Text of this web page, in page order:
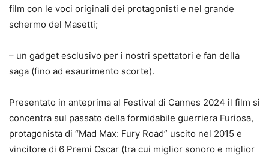
film con le voci originali dei protagonisti e nel grande
schermo del Masetti;
– un gadget esclusivo per i nostri spettatori e fan della
saga (fino ad esaurimento scorte).
Presentato in anteprima al Festival di Cannes 2024 il film si
concentra sul passato della formidabile guerriera Furiosa,
protagonista di “Mad Max: Fury Road” uscito nel 2015 e
vincitore di 6 Premi Oscar (tra cui miglior sonoro e miglior